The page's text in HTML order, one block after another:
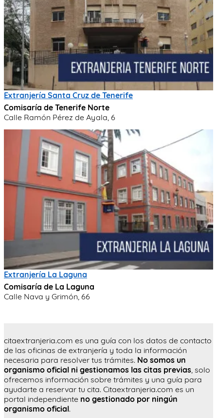
Extranjería Santa Cruz de Tenerife
Comisaría de Tenerife Norte
Calle Ramón Pérez de Ayala, 6
Extranjería La Laguna
Comisaría de La Laguna
Calle Nava y Grimón, 66
citaextranjeria.com es una guía con los datos de contacto
de las oficinas de extranjería y toda la información
necesaria para resolver tus trámites. No somos un
organismo oficial ni gestionamos las citas previas, solo
ofrecemos información sobre trámites y una guía para
ayudarte a reservar tu cita. Citaextranjeria.com es un
portal independiente no gestionado por ningún
organismo oficial.